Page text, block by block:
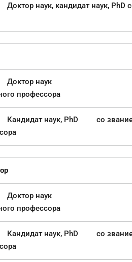
наук, PhD со
профессора
PhD со
профессора
PhD со